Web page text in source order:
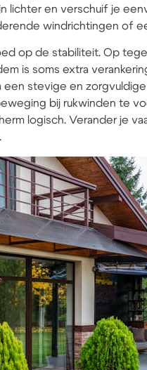
lichter en verschuif je
windrichtingen of
op de stabiliteit. Op
is soms extra
een stevige en
bij rukwinden te
logisch. Verander je